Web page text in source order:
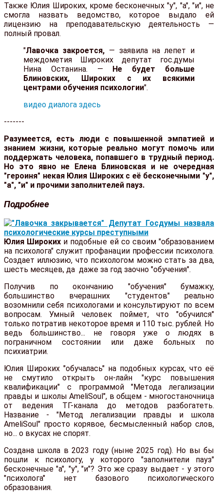
Также Юлия Широких, кроме бесконечных "у", "а", "и", не
смогла назвать ведомство, которое выдало ей
лицензию на преподавательскую деятельность —
полный провал.
"Лавочка закроется,— заявила на лепет и
междометия Широких депутат гос.думы
Нина Останина. — Не будет больше
Блиновских, Широких с их всякими
центрами обучения психологии".
видео диалога здесь
-------
Разумеется, есть люди с повышенной эмпатией и
знанием жизни, которые реально могут помочь или
поддержать человека, попавшего в трудный период.
Но это явно не Елена Блиновская и не очередная
"героиня" некая Юлия Широких с её бесконечными "у",
"а", "и" и прочими заполнителей пауз.
Подробнее
Юлия Широких и подобные ей со своим "образованием
на психолога" служит профанации профессии психолога.
Создает иллюзию, что психологом можно стать за два,
шесть месяцев, да даже за год заочно "обучения".
Получив по окончанию "обучения" бумажку,
большинство вчерашних "студентов" реально
возомнили себя психологами и консультируют по всем
вопросам. Умный человек поймет, что "обучился"
только потратив некоторое время и 110 тыс. рублей. Но
ведь большинство... не говоря уже о людях в
пограничном состоянии или даже больных по
психиатрии.
Юлия Широких "обучалась" на подобных курсах, что её
не смутило открыть он-лайн "курс повышения
квалификации" с программой "Метода легализации
правды и школы AmeliSoul", в общем - многостаночница
от ведения ТГ-канала до методов разбогатеть.
Название - "Метод легализации правды и школа
AmeliSoul" просто корявое, бесмысленный набор слов,
но... о вкусах не спорят.
Создана школа в 2023 году (ныне 2025 год). Но вы бы
пошли к психологу, у которого "заполнители пауз"
бесконечные "а", "у", "и"? Это же сразу выдает - у этого
"психолога" нет базового психологического
образования.